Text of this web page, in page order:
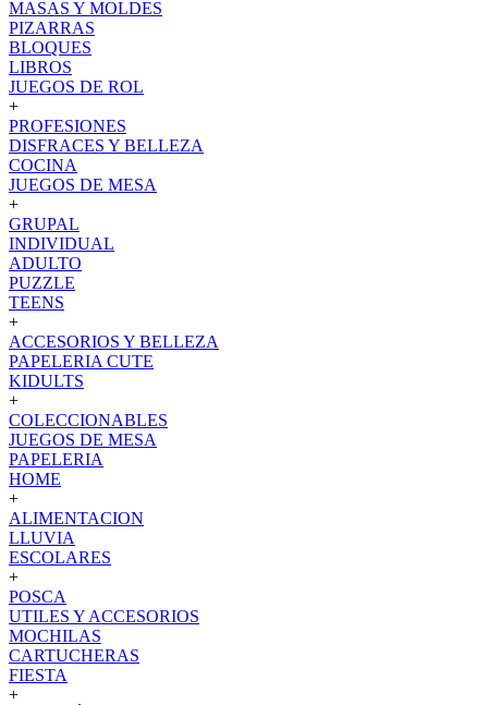
MASAS Y MOLDES
PIZARRAS
BLOQUES
LIBROS
JUEGOS DE ROL
+
PROFESIONES
DISFRACES Y BELLEZA
COCINA
JUEGOS DE MESA
+
GRUPAL
INDIVIDUAL
ADULTO
PUZZLE
TEENS
+
ACCESORIOS Y BELLEZA
PAPELERIA CUTE
KIDULTS
+
COLECCIONABLES
JUEGOS DE MESA
PAPELERIA
HOME
+
ALIMENTACION
LLUVIA
ESCOLARES
+
POSCA
UTILES Y ACCESORIOS
MOCHILAS
CARTUCHERAS
FIESTA
+